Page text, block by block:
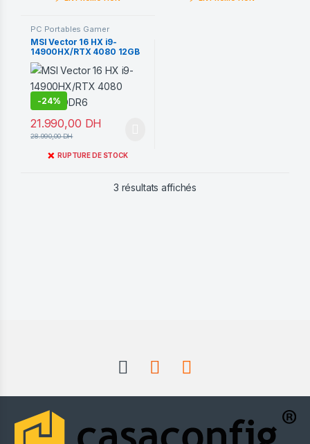
PC Portables Gamer
MSI Vector 16 HX i9-
14900HX/RTX 4080 12GB
GDDR6
-24%
21.990,00 DH
28.990,00DH
❌ RUPTURE DE STOCK
3 résultats affichés